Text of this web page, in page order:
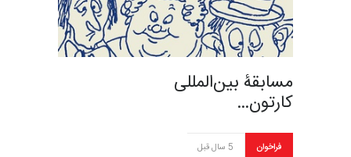
مسابقۀ بین‌المللی
کارتون…
فراخوان 5 سال قبل